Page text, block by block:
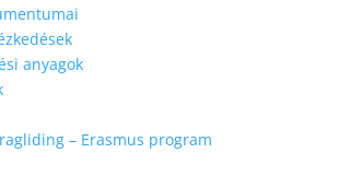
anyagok
– Erasmus program